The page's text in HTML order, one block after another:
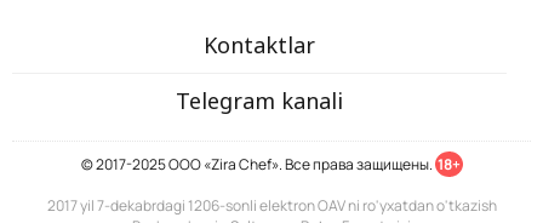
Kontaktlar
Telegram kanali
© 2017-2025 ООО «Zira Chef». Все права защищены. 18+
2017 yil 7-dekabrdagi 1206-sonli elektron OAV ni ro'yxatdan o'tkazish